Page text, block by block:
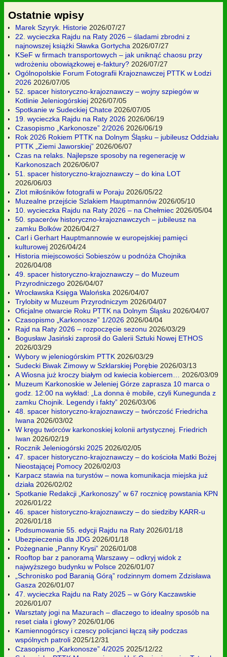
Ostatnie wpisy
Marek Szyryk. Historie 2026/07/27
22. wycieczka Rajdu na Raty 2026 – śladami zbrodni z
najnowszej książki Sławka Gortycha 2026/07/27
KSeF w firmach transportowych – jak uniknąć chaosu przy
wdrożeniu obowiązkowej e-faktury? 2026/07/27
Ogólnopolskie Forum Fotografii Krajoznawczej PTTK w Łodzi
2026 2026/07/05
52. spacer historyczno-krajoznawczy – wojny szpiegów w
Kotlinie Jeleniogórskiej 2026/07/05
Spotkanie w Sudeckiej Chatce 2026/07/05
19. wycieczka Rajdu na Raty 2026 2026/06/19
Czasopismo „Karkonosze” 2/2026 2026/06/19
Rok 2026 Rokiem PTTK na Dolnym Śląsku – jubileusz Oddziału
PTTK „Ziemi Jaworskiej” 2026/06/07
Czas na relaks. Najlepsze sposoby na regenerację w
Karkonoszach 2026/06/07
51. spacer historyczno-krajoznawczy – do kina LOT
2026/06/03
Zlot miłośników fotografii w Poraju 2026/05/22
Muzealne przejście Szlakiem Hauptmannów 2026/05/10
10. wycieczka Rajdu na Raty 2026 – na Chełmiec 2026/05/04
50. spacerów historyczno-krajoznawczych – jubileusz na
zamku Bolków 2026/04/27
Carl i Gerhart Hauptmannowie w europejskiej pamięci
kulturowej 2026/04/24
Historia miejscowości Sobieszów u podnóża Chojnika
2026/04/08
49. spacer historyczno-krajoznawczy – do Muzeum
Przyrodniczego 2026/04/07
Wrocławska Księga Walońska 2026/04/07
Trylobity w Muzeum Przyrodniczym 2026/04/07
Oficjalne otwarcie Roku PTTK na Dolnym Śląsku 2026/04/07
Czasopismo „Karkonosze” 1/2026 2026/04/04
Rajd na Raty 2026 – rozpoczęcie sezonu 2026/03/29
Bogusław Jasiński zaprosił do Galerii Sztuki Nowej ETHOS
2026/03/29
Wybory w jeleniogórskim PTTK 2026/03/29
Sudecki Biwak Zimowy w Szklarskiej Porębie 2026/03/13
A Wiosna już kroczy białym od kwiecia kobiercem… 2026/03/09
Muzeum Karkonoskie w Jeleniej Górze zaprasza 10 marca o
godz. 12:00 na wykład: „La donna è mobile, czyli Kunegunda z
zamku Chojnik. Legendy i fakty” 2026/03/06
48. spacer historyczno-krajoznawczy – twórczość Friedricha
Iwana 2026/03/02
W kręgu twórców karkonoskiej kolonii artystycznej. Friedrich
Iwan 2026/02/19
Rocznik Jeleniogórski 2025 2026/02/05
47. spacer historyczno-krajoznawczy – do kościoła Matki Bożej
Nieostającej Pomocy 2026/02/03
Karpacz stawia na turystów – nowa komunikacja miejska już
działa 2026/02/02
Spotkanie Redakcji „Karkonoszy” w 67 rocznicę powstania KPN
2026/01/22
46. spacer historyczno-krajoznawczy – do siedziby KARR-u
2026/01/18
Podsumowanie 55. edycji Rajdu na Raty 2026/01/18
Ubezpieczenia dla JDG 2026/01/18
Pożegnanie „Panny Krysi” 2026/01/08
Rooftop bar z panoramą Warszawy – odkryj widok z
najwyższego budynku w Polsce 2026/01/07
„Schronisko pod Baranią Górą” rodzinnym domem Zdzisława
Gasza 2026/01/07
47. wycieczka Rajdu na Raty 2025 – w Góry Kaczawskie
2026/01/07
Warsztaty jogi na Mazurach – dlaczego to idealny sposób na
reset ciała i głowy? 2026/01/06
Kamiennogórscy i czescy policjanci łączą siły podczas
wspólnych patroli 2025/12/31
Czasopismo „Karkonosze” 4/2025 2025/12/22